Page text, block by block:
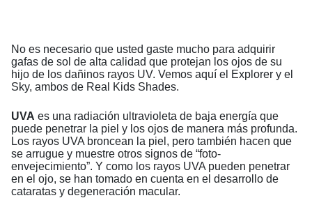
No es necesario que usted gaste mucho para adquirir
gafas de sol de alta calidad que protejan los ojos de su
hijo de los dañinos rayos UV. Vemos aquí el Explorer y el
Sky, ambos de Real Kids Shades.
UVA es una radiación ultravioleta de baja energía que
puede penetrar la piel y los ojos de manera más profunda.
Los rayos UVA broncean la piel, pero también hacen que
se arrugue y muestre otros signos de “foto-
envejecimiento”. Y como los rayos UVA pueden penetrar
en el ojo, se han tomado en cuenta en el desarrollo de
cataratas y degeneración macular.